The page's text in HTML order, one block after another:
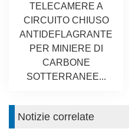
TELECAMERE A
CIRCUITO CHIUSO
ANTIDEFLAGRANTE
PER MINIERE DI
CARBONE
SOTTERRANEE...
Notizie correlate